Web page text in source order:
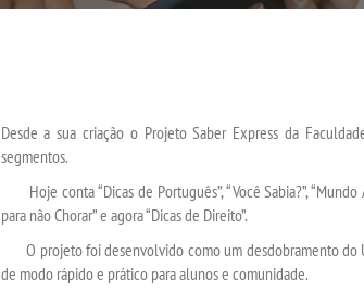
Desde a sua criação o Projeto Saber Express da
segmentos.
Hoje conta “Dicas de Português”, “Você Sabia?”, “Mundo
para não Chorar” e agora “Dicas de Direito”.
O projeto foi desenvolvido como um desdobramento do
de modo rápido e prático para alunos e comunidade.